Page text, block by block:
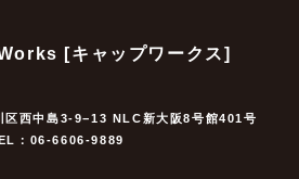
[キャップワークス]
西中島3-9−13 NLC新大阪8号館401号
：06-6606-9889